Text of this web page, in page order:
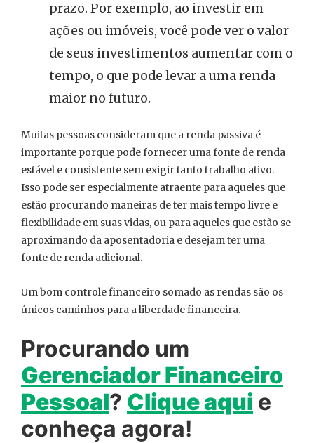
prazo. Por exemplo, ao investir em
ações ou imóveis, você pode ver o valor
de seus investimentos aumentar com o
tempo, o que pode levar a uma renda
maior no futuro.
Muitas pessoas consideram que a renda passiva é
importante porque pode fornecer uma fonte de renda
estável e consistente sem exigir tanto trabalho ativo.
Isso pode ser especialmente atraente para aqueles que
estão procurando maneiras de ter mais tempo livre e
flexibilidade em suas vidas, ou para aqueles que estão se
aproximando da aposentadoria e desejam ter uma
fonte de renda adicional.
Um bom controle financeiro somado as rendas são os
únicos caminhos para a liberdade financeira.
Procurando um
Gerenciador Financeiro
Pessoal? Clique aqui e
conheça agora!